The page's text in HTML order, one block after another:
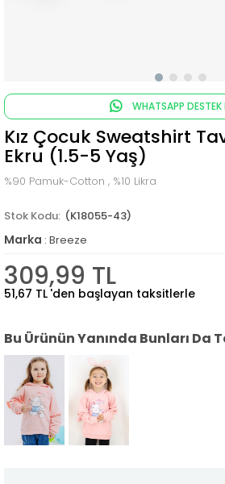
WHATSAPP
Kız Çocuk Sweatshirt
Ekru (1.5-5 Yaş)
%90 Pamuk-Cotton , %10 Likra
(K18055-43)
Marka : Breeze
309,99 TL
51,67 TL 'den başlayan taksitlerle
Bu Ürünün Yanında Bunları Da